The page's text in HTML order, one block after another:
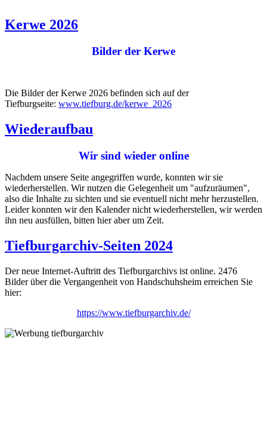
Kerwe 2026
Bilder der Kerwe
Die Bilder der Kerwe 2026 befinden sich auf der
Tiefburgseite: www.tiefburg.de/kerwe_2026
Wiederaufbau
Wir sind wieder online
Nachdem unsere Seite angegriffen wurde, konnten wir sie
wiederherstellen. Wir nutzen die Gelegenheit um "aufzuräumen",
also die Inhalte zu sichten und sie eventuell nicht mehr herzustellen.
Leider konnten wir den Kalender nicht wiederherstellen, wir werden
ihn neu ausfüllen, bitten hier aber um Zeit.
Tiefburgarchiv-Seiten 2024
Der neue Internet-Auftritt des Tiefburgarchivs ist online. 2476
Bilder über die Vergangenheit von Handschuhsheim erreichen Sie
hier:
https://www.tiefburgarchiv.de/